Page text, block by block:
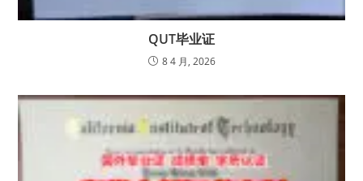
QUT毕业证
8 4 月, 2026